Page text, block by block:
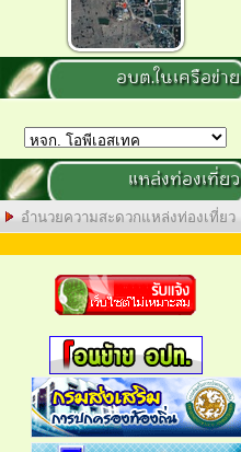
อบต.ในเครือข่าย
แหล่งท่องเที่ยว
อำนวยความสะดวกแหล่งท่องเที่ยว